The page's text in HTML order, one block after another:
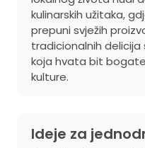
kulinarskih užitaka,
prepuni svježih
tradicionalnih
koja hvata bit
kulture.
Ideje za